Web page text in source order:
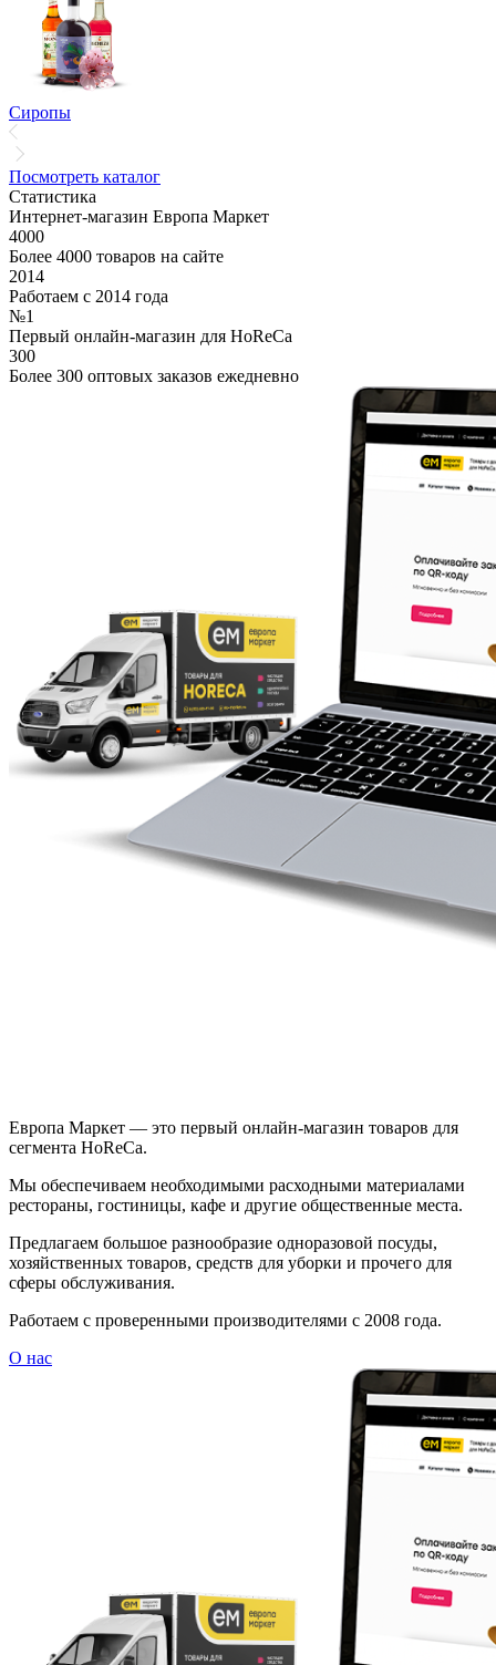
Сиропы
Посмотреть каталог
Статистика
Интернет-магазин Европа Маркет
4000
Более 4000 товаров на сайте
2014
Работаем с 2014 года
№1
Первый онлайн-магазин для HoReCa
300
Более 300 оптовых заказов ежедневно
Европа Маркет — это первый онлайн-магазин товаров для
сегмента HoReCa.
Мы обеспечиваем необходимыми расходными материалами
рестораны, гостиницы, кафе и другие общественные места.
Предлагаем большое разнообразие одноразовой посуды,
хозяйственных товаров, средств для уборки и прочего для
сферы обслуживания.
Работаем с проверенными производителями с 2008 года.
О нас